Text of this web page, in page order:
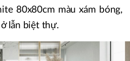
80x80cm màu xám bóng,
lẫn biệt thự.